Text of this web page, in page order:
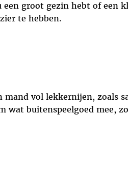
groot gezin hebt of een
te hebben.
mand vol lekkernijen, zoals
wat buitenspeelgoed mee,